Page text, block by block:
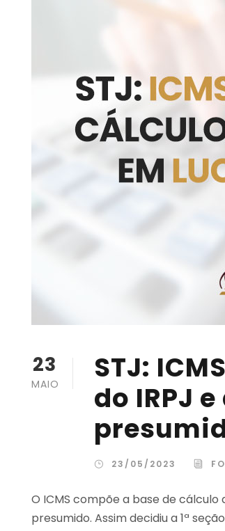
23
MAIO
STJ:
do IRPJ
23/05/2023
O ICMS compõe a base de cálculo
presumido. Assim decidiu a 1ª